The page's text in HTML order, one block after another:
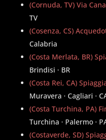
(Cornuda, TV) Via
TV
(Cosenza, CS)
Calabria
(Costa Merlata, BR)
Brindisi · BR
(Costa Rei, CA)
Muravera · Cagliari ·
(Costa Turchina, PA)
Turchina · Palermo ·
(Costaverde, SD)